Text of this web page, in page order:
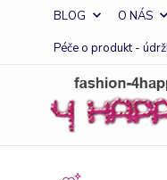
BLOG O NÁS
Péče o produkt -